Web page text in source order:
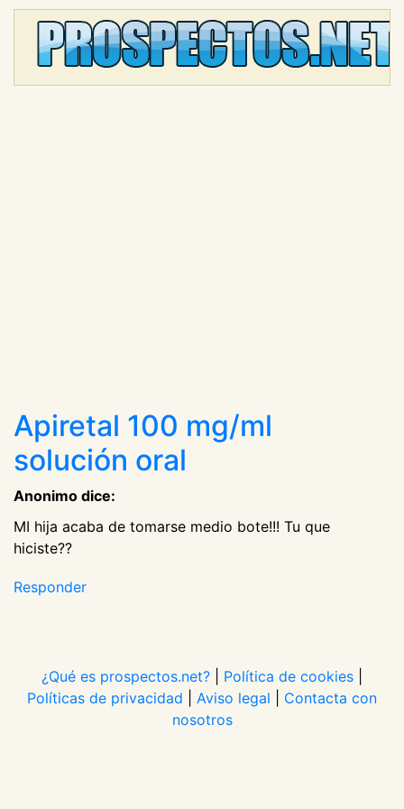
Apiretal 100 mg/ml
solución oral
Anonimo dice:
MI hija acaba de tomarse medio bote!!! Tu que
hiciste??
Responder
¿Qué es prospectos.net? Política de cookies
Políticas de privacidad
Aviso legal
Contacta con
nosotros